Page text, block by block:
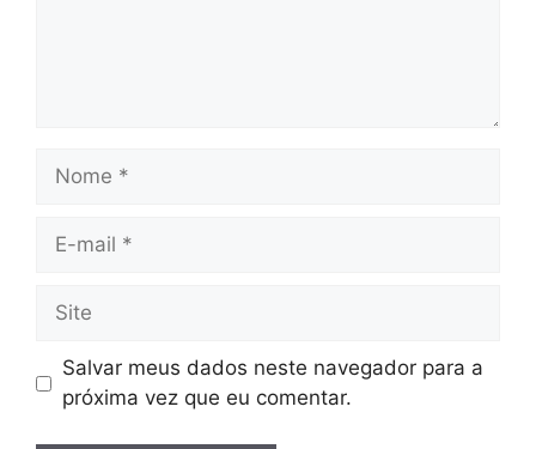
Nome
Site
Salvar meus dados neste navegador para a
próxima vez que eu comentar.